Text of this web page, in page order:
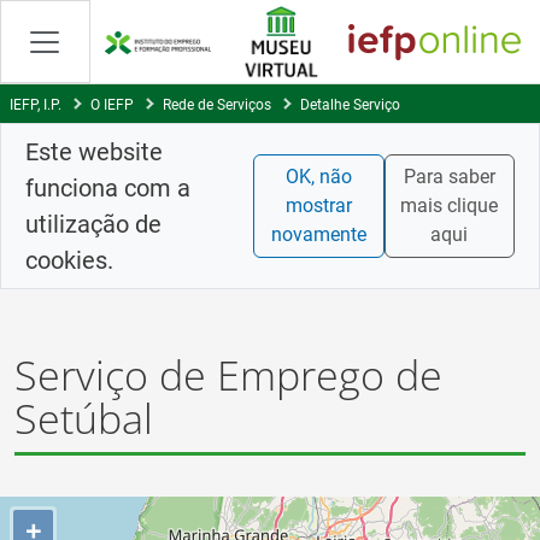
Saltar
para
conteúdo
principal
IEFP, I.P. O IEFP Rede de Serviços Detalhe Serviço
Este website
funciona com a
utilização de
cookies.
OK, não
mostrar
novamente
Para saber
mais clique
aqui
Serviço de Emprego de
Setúbal
+